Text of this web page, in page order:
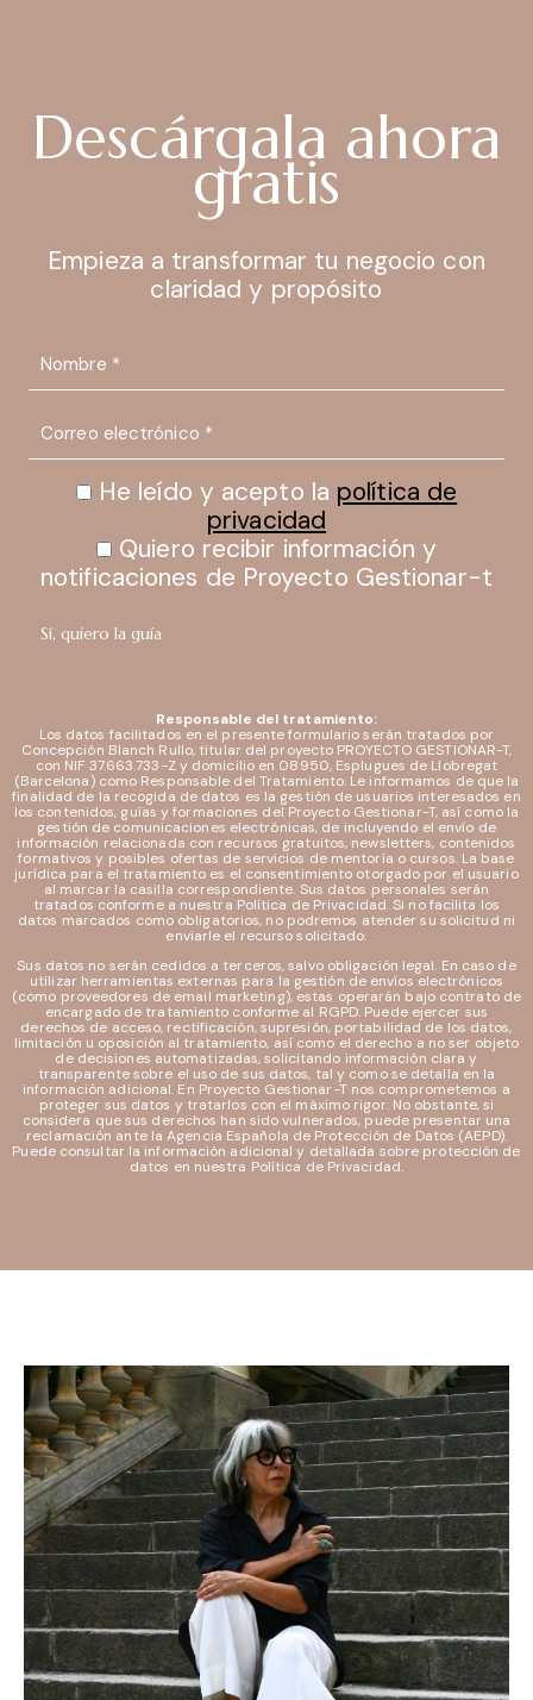
Descárgala ahora
gratis
Empieza a transformar tu negocio con
claridad y propósito
He leído y acepto la política de
privacidad
Quiero recibir información y
notificaciones de Proyecto Gestionar-t
Responsable del tratamiento:
Los datos facilitados en el presente formulario serán tratados por
Concepción Blanch Rullo, titular del proyecto PROYECTO GESTIONAR-T,
con NIF 37.663.733-Z y domicilio en 08950, Esplugues de Llobregat
(Barcelona) como Responsable del Tratamiento. Le informamos de que la
finalidad de la recogida de datos es la gestión de usuarios interesados en
los contenidos, guías y formaciones del Proyecto Gestionar-T, así como la
gestión de comunicaciones electrónicas, de incluyendo el envío de
información relacionada con recursos gratuitos, newsletters, contenidos
formativos y posibles ofertas de servicios de mentoría o cursos. La base
jurídica para el tratamiento es el consentimiento otorgado por el usuario
al marcar la casilla correspondiente. Sus datos personales serán
tratados conforme a nuestra Política de Privacidad. Si no facilita los
datos marcados como obligatorios, no podremos atender su solicitud ni
enviarle el recurso solicitado.
Sus datos no serán cedidos a terceros, salvo obligación legal. En caso de
utilizar herramientas externas para la gestión de envíos electrónicos
(como proveedores de email marketing), estas operarán bajo contrato de
encargado de tratamiento conforme al RGPD. Puede ejercer sus
derechos de acceso, rectificación, supresión, portabilidad de los datos,
limitación u oposición al tratamiento, así como el derecho a no ser objeto
de decisiones automatizadas, solicitando información clara y
transparente sobre el uso de sus datos, tal y como se detalla en la
información adicional. En Proyecto Gestionar-T nos comprometemos a
proteger sus datos y tratarlos con el máximo rigor. No obstante, si
considera que sus derechos han sido vulnerados, puede presentar una
reclamación ante la Agencia Española de Protección de Datos (AEPD).
Puede consultar la información adicional y detallada sobre protección de
datos en nuestra Política de Privacidad.